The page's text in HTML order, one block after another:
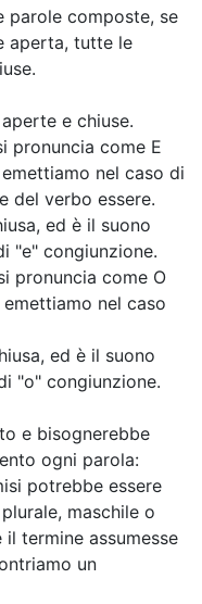
parole composte, se
aperta, tutte le
e chiuse.
pronuncia come E
nel caso di
del verbo essere.
ed è il suono
"e" congiunzione.
pronuncia come O
nel caso
ed è il suono
"o" congiunzione.
e bisognerebbe
ogni parola:
potrebbe essere
maschile o
termine assumesse
un